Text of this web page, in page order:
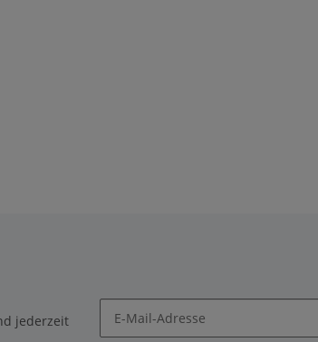
jederzeit